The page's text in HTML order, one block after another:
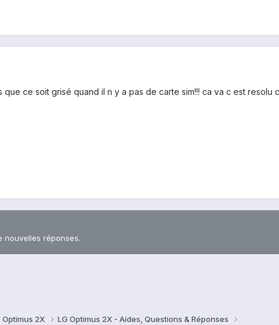
ce soit grisé quand il n y a pas de carte sim!!! ca va c est resolu
nouvelles réponses.
Optimus 2X LG Optimus 2X - Aides, Questions & Réponses